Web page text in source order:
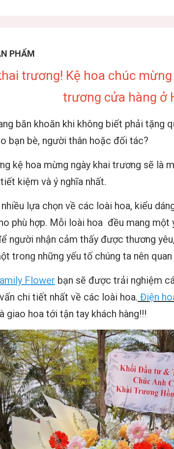
PHẨM
trương! Kệ hoa chúc
trương cửa hàng ở
băn khoăn khi không biết phải tặng
bạn bè, người thân hoặc đối tác?
kệ hoa mừng ngày khai trương sẽ là
kiệm và ý nghĩa nhất.
lựa chọn về các loài hoa, kiểu
phù hợp. Mỗi loài hoa đều mang một
người nhận cảm thấy được thương
trong những yếu tố chúng ta nên quan
Flower bạn sẽ được trải nghiệm
chi tiết nhất về các loài hoa. Điện
giao hoa tới tận tay khách hàng!!!